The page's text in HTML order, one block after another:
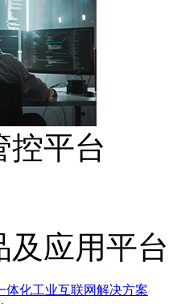
控平台
及应用平台
体化工业互联网解决方案